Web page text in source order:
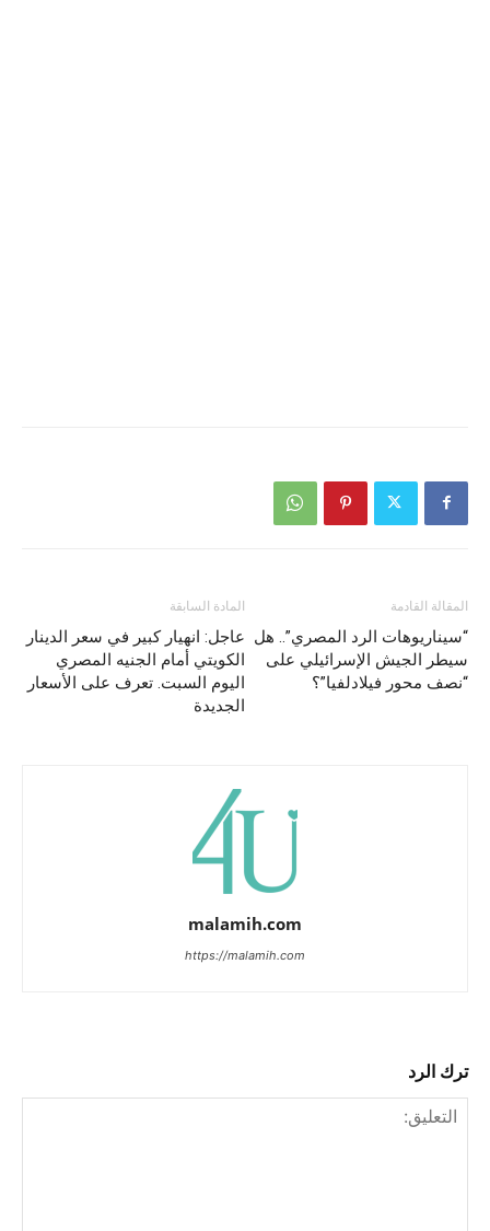
المادة السابقة
عاجل: انهيار كبير في سعر الدينار
الكويتي أمام الجنيه المصري
اليوم السبت. تعرف على الأسعار
الجديدة
المقالة القادمة
“سيناريوهات الرد المصري”.. هل
سيطر الجيش الإسرائيلي على
“نصف محور فيلادلفيا”؟
malamih.com
https://malamih.com
ترك الرد